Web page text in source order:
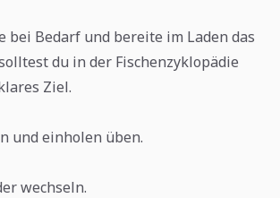
bei Bedarf und bereite im Laden das
du in der Fischenzyklopädie
Ziel.
und einholen üben.
wechseln.